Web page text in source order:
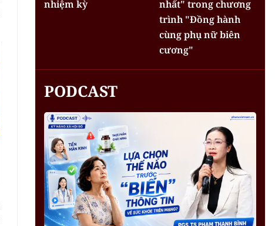
nhiệm kỳ
nhất" trong chương
trình "Đồng hành
cùng phụ nữ biên
cương"
PODCAST